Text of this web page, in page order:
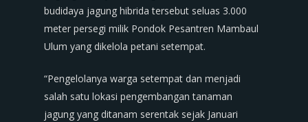
budidaya jagung hibrida tersebut seluas 3.000
meter persegi milik Pondok Pesantren Mambaul
Ulum yang dikelola petani setempat.
“Pengelolanya warga setempat dan menjadi
salah satu lokasi pengembangan tanaman
jagung yang ditanam serentak sejak Januari